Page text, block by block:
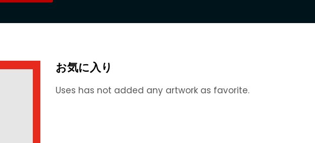
お気に入り
Uses has not added any artwork as favorite.